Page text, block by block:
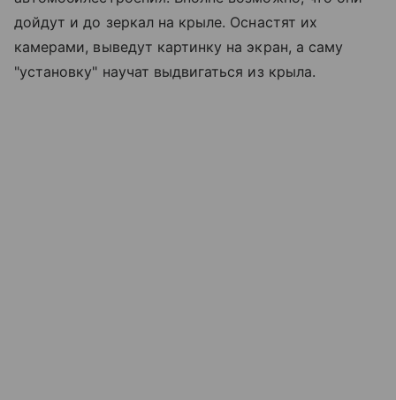
дойдут и до зеркал на крыле. Оснастят их
камерами, выведут картинку на экран, а саму
"установку" научат выдвигаться из крыла.